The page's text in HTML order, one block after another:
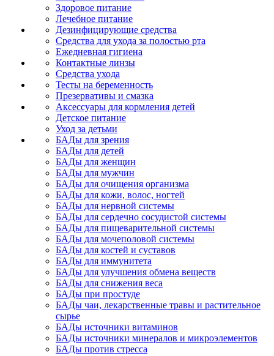
Здоровое питание
Лечебное питание
Дезинфицирующие средства
Средства для ухода за полостью рта
Ежедневная гигиена
Контактные линзы
Средства ухода
Тесты на беременность
Презервативы и смазка
Аксессуары для кормления детей
Детское питание
Уход за детьми
БАДы для зрения
БАДы для детей
БАДы для женщин
БАДы для мужчин
БАДы для очищения организма
БАДы для кожи, волос, ногтей
БАДы для нервной системы
БАДы для сердечно сосудистой системы
БАДы для пищеварительной системы
БАДы для мочеполовой системы
БАДы для костей и суставов
БАДы для иммунитета
БАДы для улучшения обмена веществ
БАДы для снижения веса
БАДы при простуде
БАДы чаи, лекарственные травы и растительное
сырье
БАДы источники витаминов
БАДы источники минералов и микроэлементов
БАДы против стресса